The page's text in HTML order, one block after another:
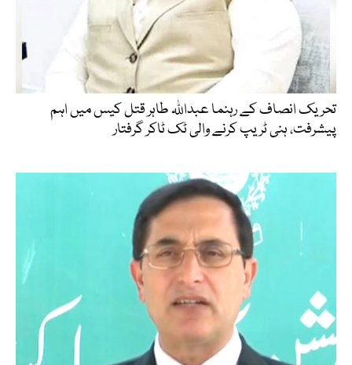
تحریک انصاف کے رہنما عبداللہ طاہر قتل کیس میں اہم
پیشرفت، ہنی ٹریپ کرنے والی ٹک ٹاکر گرفتار